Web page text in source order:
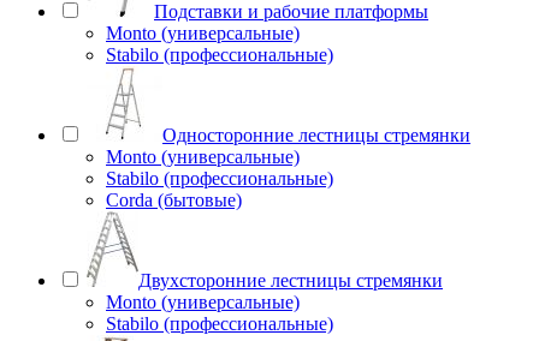
Подставки и рабочие платформы
Monto (универсальные)
Stabilo (профессиональные)
Односторонние лестницы стремянки
Monto (универсальные)
Stabilo (профессиональные)
Corda (бытовые)
Двухсторонние лестницы стремянки
Monto (универсальные)
Stabilo (профессиональные)